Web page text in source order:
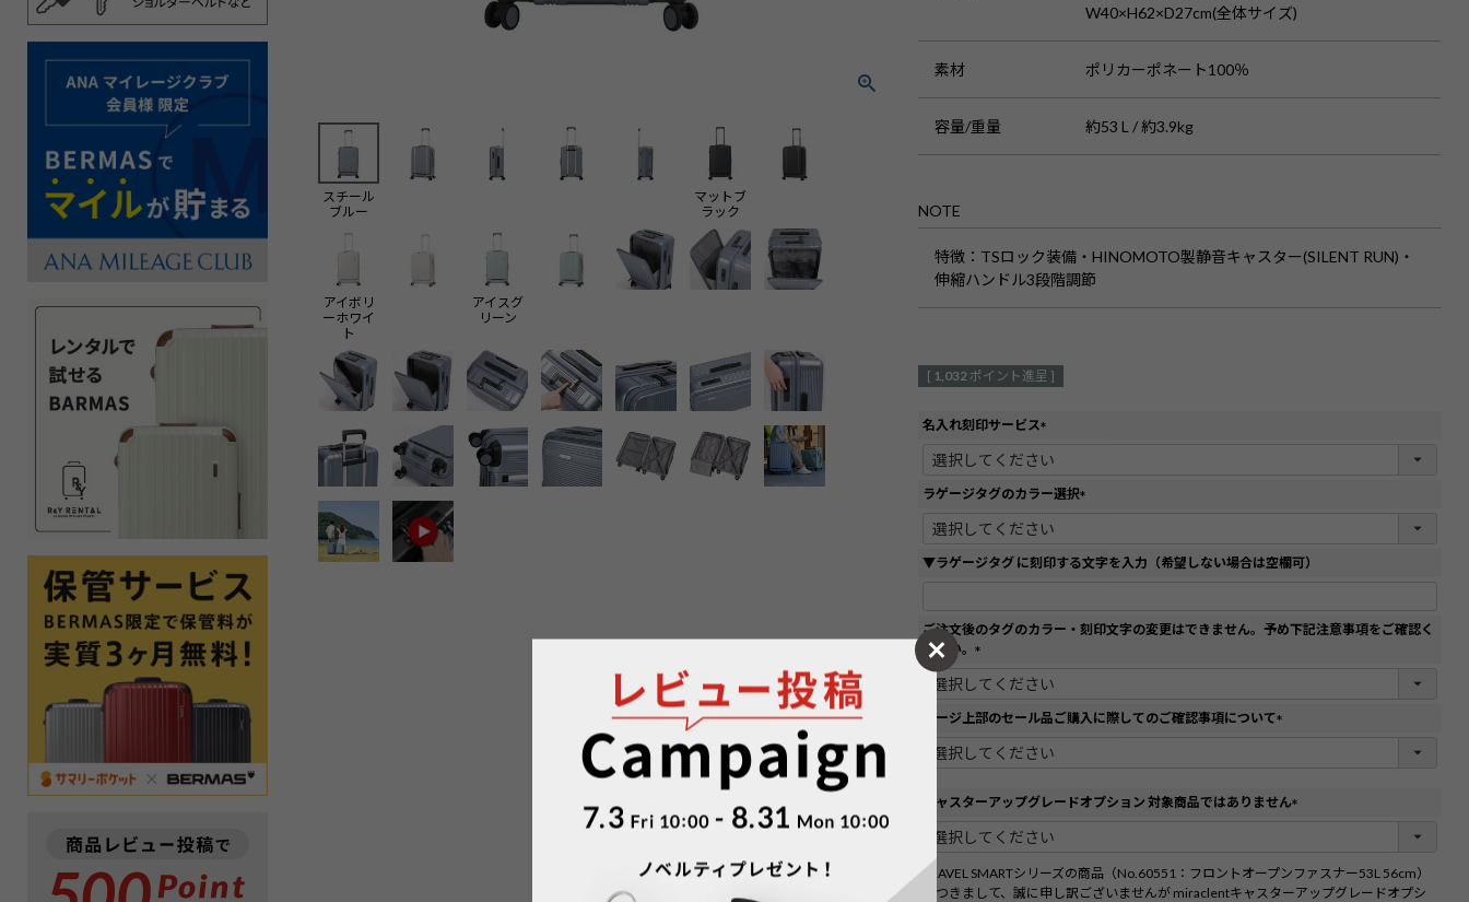
スチール
ブルー
マットブ
ラック
アイボリ
ーホワイ
ト
アイスグ
リーン
W40×H62×D27cm(全体サイズ)
素材 ポリカーポネート100％
容量/重量 約53 L / 約3.9kg
NOTE
特徴 ：TSロック装備・HINOMOTO製静音キャスター(SILENT RUN)・
伸縮ハンドル3段階調節
[ 1,032 ポイント進呈 ]
名入れ刻印サービス
必
須
ラゲージタグのカラー選択
須
▼ラゲージタグ に刻印する文字を入力（希望しない場合は空欄可）
ご注文後のタグのカラー・刻印文字の変更はできません。予め下記注意事項をご確認く
ださい。
必
須
ページ上部のセール品ご購入に際してのご確認事項について
)
キャスターアップグレードオプション 対象商品ではありません
)
TRAVEL SMARTシリーズの商品（No.60551：フロントオープンファスナー53L 56cm）
につきまして、誠に申し訳ございませんが miraclentキャスターアップグレードオプシ